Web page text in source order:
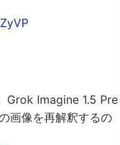
Grok Imagine 1.5 Pre
画像を再解釈するの